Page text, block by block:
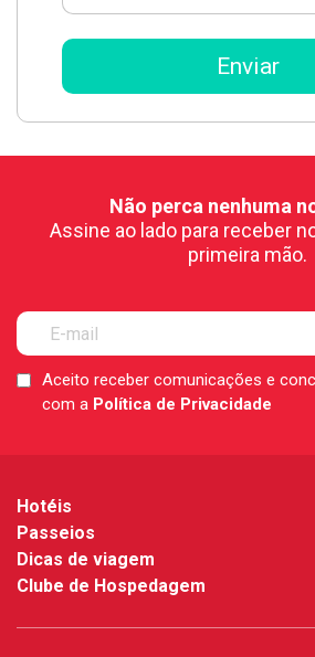
Não perca nenhuma
Assine ao lado para receber
primeira mão.
LGPDAceito receber comunicações e
com a Política de Privacidade
Hotéis
Passeios
Dicas de viagem
Clube de Hospedagem